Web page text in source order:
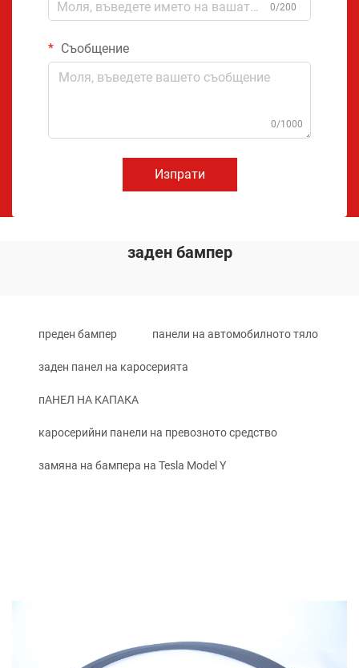
0/200
Съобщение
0/1000
Изпрати
заден бампер
преден бампер панели на автомобилното тяло
заден панел на каросерията
пАНЕЛ НА КАПАКА
каросерийни панели на превозното средство
замяна на бампера на Tesla Model Y